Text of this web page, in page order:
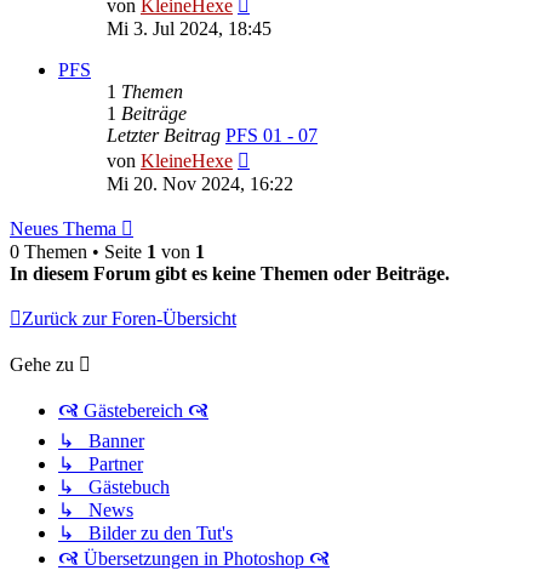
von KleineHexe
Beitrag
Mi 3. Jul 2024, 18:45
PFS
1 Themen
1 Beiträge
Letzter Beitrag PFS 01 - 07
von KleineHexe
Beitrag
Mi 20. Nov 2024, 16:22
Neues Thema
0 Themen • Seite 1 von 1
In diesem Forum gibt es keine Themen oder Beiträge.
Zurück zur Foren-Übersicht
Gehe zu
🙧 Gästebereich 🙧
↳ Banner
↳ Partner
↳ Gästebuch
↳ News
↳ Bilder zu den Tut's
🙧 Übersetzungen in Photoshop 🙧